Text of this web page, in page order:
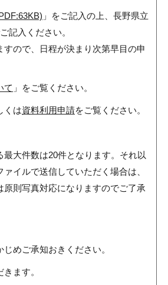
」をご記入の上、長野県立
記入ください。
ので、日程が決まり次第早目の申
て 」をご覧ください。
くは資料利用申請をご覧ください。
大件数は20件となります。それ以
イルで送信していただく場合は、
則写真対応になりますのでご了承
めご承知おきください。
ます。